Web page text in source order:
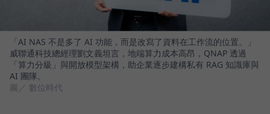
「AI NAS 不是多了 AI 功能，而是改寫了資料在工作流的位置。」
威聯通科技總經理劉文義坦言，地端算力成本高昂，QNAP 透過
「算力分級」與開放模型架構，助企業逐步建構私有 RAG 知識庫與
AI 團隊。
圖／ 數位時代